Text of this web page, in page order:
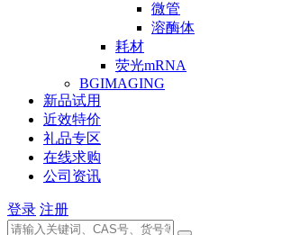
微管
溶酶体
耗材
荧光mRNA
BGIMAGING
新品试用
近效特价
礼品专区
在线求购
公司资讯
登录 注册